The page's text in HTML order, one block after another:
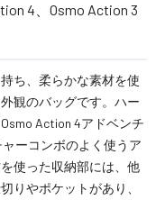
4、Osmo Action 3
ち、柔らかな素材を使
観のバッグです。ハー
Action 4アドベンチ
ーコンボのよく使うア
使った収納部には、他
りやポケットがあり、